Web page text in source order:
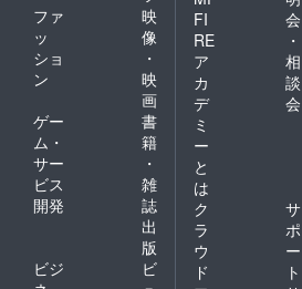
ファ
ッ
ショ
ン
映
像
・
映
画
ゲー
ム・
サー
ビス
開発
書
籍
・
雑
誌
出
版
ビジ
ビ
FI
RE
ア
カ
デ
ミ
ー
と
は
会
・
相
談
会
ク
ラ
ウ
ド
サ
ポ
ー
ト